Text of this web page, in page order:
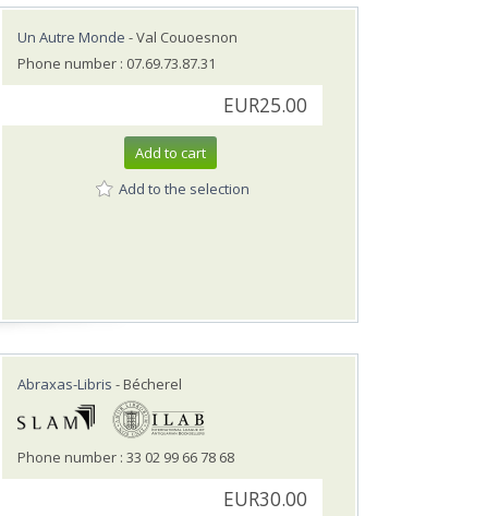
Un Autre Monde - Val Couoesnon
Phone number : 07.69.73.87.31
EUR25.00
Add to cart
Add to the selection
Abraxas-Libris - Bécherel
Phone number : 33 02 99 66 78 68
EUR30.00